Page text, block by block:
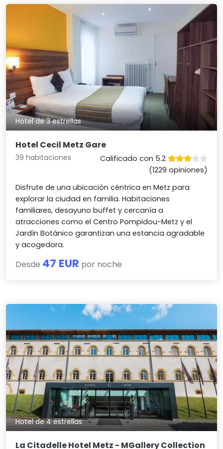
Hotel de 3 estrellas
Hotel Cecil Metz Gare
39 habitaciones
Calificado con 5.2
(1229 opiniones)
Disfrute de una ubicación céntrica en Metz para
explorar la ciudad en familia. Habitaciones
familiares, desayuno buffet y cercanía a
atracciones como el Centro Pompidou-Metz y el
Jardín Botánico garantizan una estancia agradable
y acogedora.
Desde 47 EUR por noche
Hotel de 4 estrellas
La Citadelle Hotel Metz - MGallery Collection